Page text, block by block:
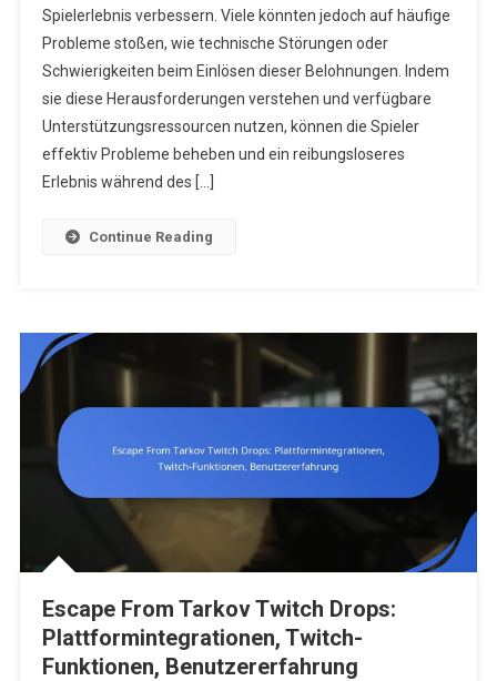
Wipe-
Preise:
Häufige
Spielerlebnis verbessern. Viele könnten jedoch auf häufige
Probleme stoßen, wie technische Störungen oder
Schwierigkeiten beim Einlösen dieser Belohnungen. Indem
sie diese Herausforderungen verstehen und verfügbare
Unterstützungsressourcen nutzen, können die Spieler
effektiv Probleme beheben und ein reibungsloseres
Erlebnis während des […]
Continue Reading
Escape From Tarkov Twitch Drops:
Plattformintegrationen, Twitch-
Funktionen, Benutzererfahrung